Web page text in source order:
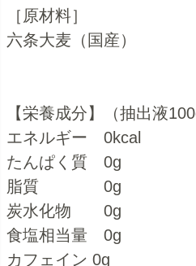
［原材料］
六条大麦（国産）
【栄養成分】（抽出液
エネルギー 0kcal
たんぱく質 0g
脂質 0g
炭水化物 0g
食塩相当量 0g
カフェイン 0g